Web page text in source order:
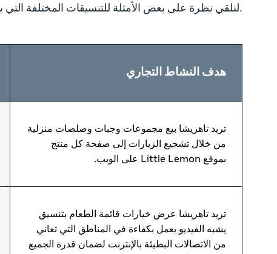
لنلقي نظرة على بعض الأمثلة للتنسيقات المختلفة التي يمكن أن تستخدمها تاهريشا استنادًا لأهداف النشاط التجاري.
هدف النشاط التجاري
تريد تاهريشا بيع مجموعات وجبات وصلصات منزلية
من خلال تشجيع الزيارات إلى صفحة كل منتج
بموقع Little Lemon على الويب.
تريد تاهريشا عرض خيارات قائمة الطعام بتنسيق
يشبه الفيديو يعمل بكفاءة في المناطق التي تعاني
من الاتصالات البطيئة بالإنترنت لضمان قدرة الجميع